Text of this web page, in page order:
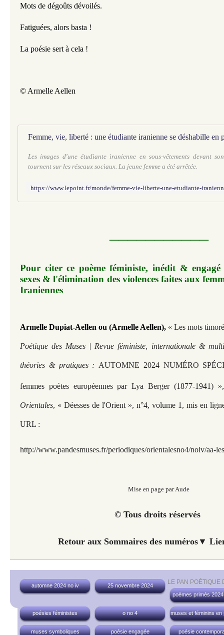
Mots de dégoûts dévoilés.
Fatiguées, alors basta !
La poésie sert à cela !
© Armelle Aellen
Femme, vie, liberté : une étudiante iranienne se déshabille en
Les images d'une étudiante iranienne en sous-vêtements devant
tournent sur les réseaux sociaux. La jeune femme a été arrêtée.
Pour citer ce poème féministe, inédit &
sexes & l'élimination des violences faites aux
Iraniennes
Armelle Dupiat-Aellen ou (Armelle Aellen), « Les mots
Poétique des Muses | Revue féministe, internationale &
théories & pratiques : AUTOMNE 2024 NUMÉRO
femmes poètes européennes par Lya Berger (1877-1941) »
Orientales, « Déesses de l'Orient », n°4, volume 1, mis en
URL :
http://www.pandesmuses.fr/periodiques/orientalesno4/noiv/aa-
Mise en page par Aude
© Tous droits réservés
Retour aux Sommaires des numéros▼
LE PAN POÉTIQUE
automne 2024 no iv
25 novembre 2024
poèmes primés
poésies féministes o no 4 muses et féminins en
muses symboliques poésie engagée poésie